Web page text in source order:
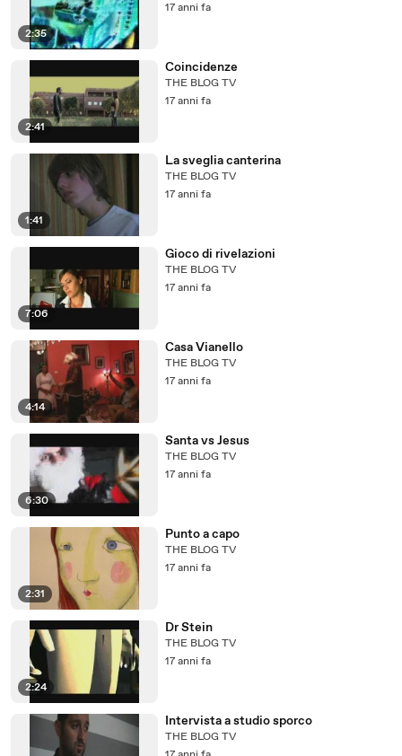
2:35
17 anni fa
2:41
Coincidenze
THE BLOG TV
17 anni fa
1:41
La sveglia canterina
THE BLOG TV
17 anni fa
7:06
Gioco di rivelazioni
THE BLOG TV
17 anni fa
4:14
Casa Vianello
THE BLOG TV
17 anni fa
6:30
Santa vs Jesus
THE BLOG TV
17 anni fa
2:31
Punto a capo
THE BLOG TV
17 anni fa
2:24
Dr Stein
THE BLOG TV
17 anni fa
Intervista a studio sporco
THE BLOG TV